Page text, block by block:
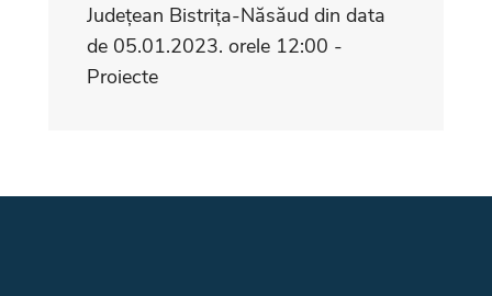
Județean Bistrița-Năsăud din data
de 05.01.2023. orele 12:00 -
Proiecte